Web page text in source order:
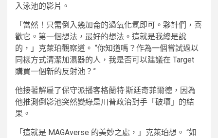
入泳池的影片。
「當然！只需倒入幾加侖的過氧化氫即可。夥計們，喜
歡它。第一個想法，最好的想法。這就是我總是說
的，」克萊珀觀察道。 “你知道嗎？作為一個嘗試過以
同樣方式清潔加濕器的人，我是否可以建議在 Target
購買一個新的反射池？”
他接著解雇了保守派播客格蘭特·斯廷奇菲爾德，因為
他推測倒影池突然變綠是川普政治對手「破壞」的結
果。
「這就是 MAGAverse 的美妙之處，」克萊珀想。 “如